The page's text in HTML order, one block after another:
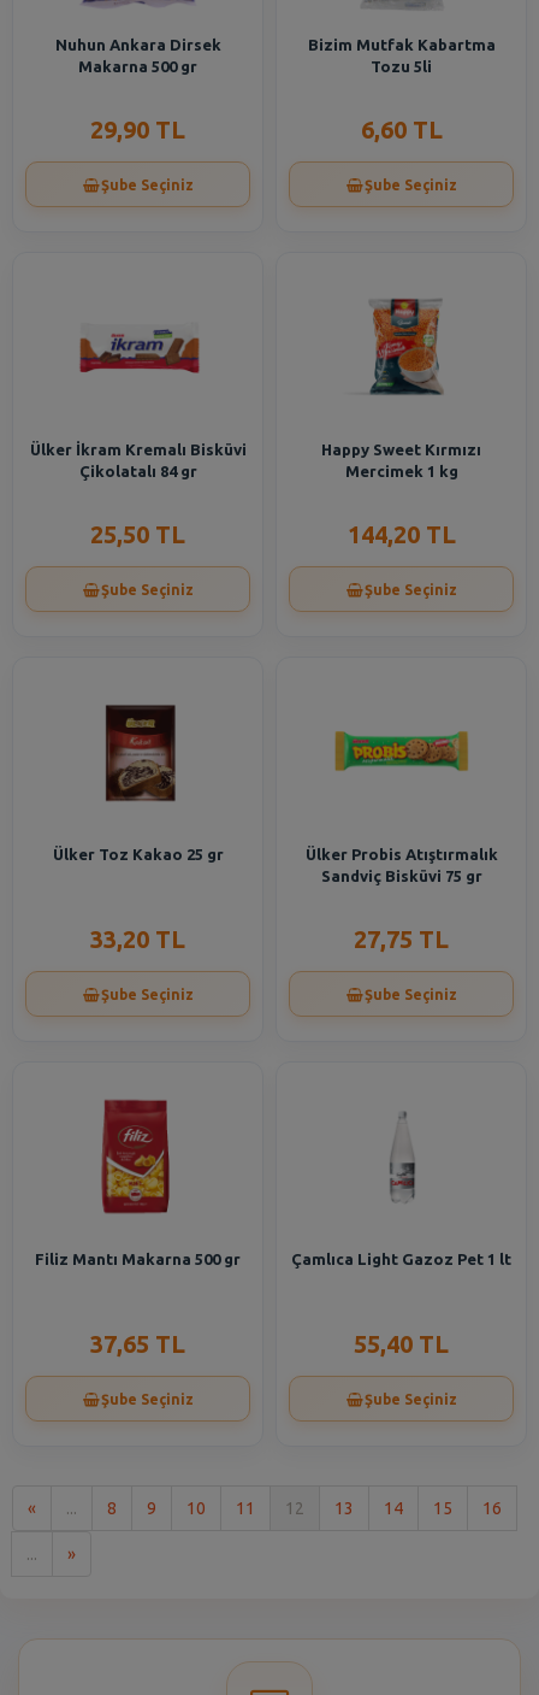
Nuhun Ankara Dirsek
Makarna 500 gr
29,90 TL
Şube Seçiniz
Bizim Mutfak Kabartma
Tozu 5li
6,60 TL
Şube Seçiniz
Ülker İkram Kremalı Bisküvi
Çikolatalı 84 gr
25,50 TL
Şube Seçiniz
Happy Sweet Kırmızı
Mercimek 1 kg
144,20 TL
Şube Seçiniz
Ülker Toz Kakao 25 gr
33,20 TL
Şube Seçiniz
Ülker Probis Atıştırmalık
Sandviç Bisküvi 75 gr
27,75 TL
Şube Seçiniz
Filiz Mantı Makarna 500 gr
37,65 TL
Şube Seçiniz
Çamlıca Light Gazoz Pet 1 lt
55,40 TL
Şube Seçiniz
« ... 8 9 10 11 12 13 14 15 16
... »Son